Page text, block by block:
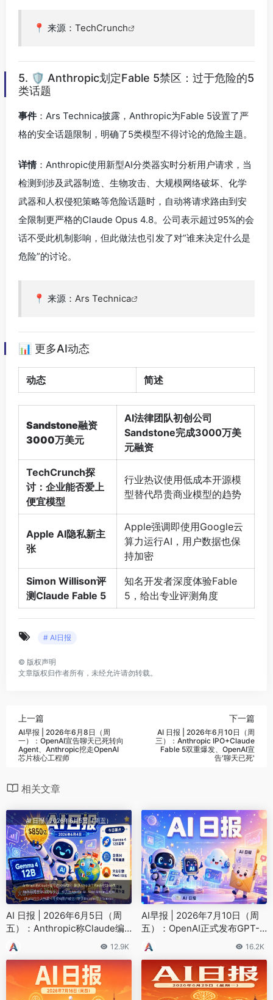
📍 来源： TechCrunch
5. 🛡️ Anthropic划定Fable 5禁区：过于危险的5
类话题
事件：Ars Technica披露，Anthropic为Fable 5设置了严
格的安全话题限制，明确了5类模型不得讨论的危险主题。
详情 ：Anthropic使用新型AI分类器实时分析用户请求，当
检测到涉及武器制造、生物攻击、大规模网络破坏、化学
武器和人权侵犯策略等危险话题时，自动将请求路由到安
全限制更严格的Claude Opus 4.8。公司表示超过95%的会
话不受此机制影响，但此做法也引发了对”谁来决定什么是
危险”的讨论。
📍 来源： Ars Technica
📊 更多AI动态
动态 简述
Sandstone融资
3000万美元
AI法律团队初创公司
Sandstone完成3000万美
元融资
TechCrunch探
讨：企业能否爱上
便宜模型
行业热议使用低成本开源模
型替代昂贵商业模型的趋势
Apple AI隐私新主
张
Apple强调即使用Google云
算力运行AI，用户数据也保
持加密
Simon Willison评
测Claude Fable 5
知名开发者深度体验Fable
5，给出专业评测角度
# AI日报
© 版权声明
文章版权归作者所有，未经允许请勿转载。
上一篇
AI早报 | 2026年6月8日（周
一）：OpenAI宣告聊天已死转向
Agent、Anthropic挖走OpenAI
芯片核心工程师
下一篇
AI 日报 | 2026年6月10日（周
三）：Anthropic IPO+Claude
Fable 5双重爆发、OpenAI宣
告'聊天已死'
相关文章
AI 日报 | 2026年6月5日（周
五）：Anthropic称Claude编
写超90%代码、阶跃Step 3.7
Flash登顶AA榜
12.9K
AI早报 | 2026年7月10日（周
五）：OpenAI正式发布GPT-
5.6三款模型、SpaceXAI发布G
rok 4.5
16.2K